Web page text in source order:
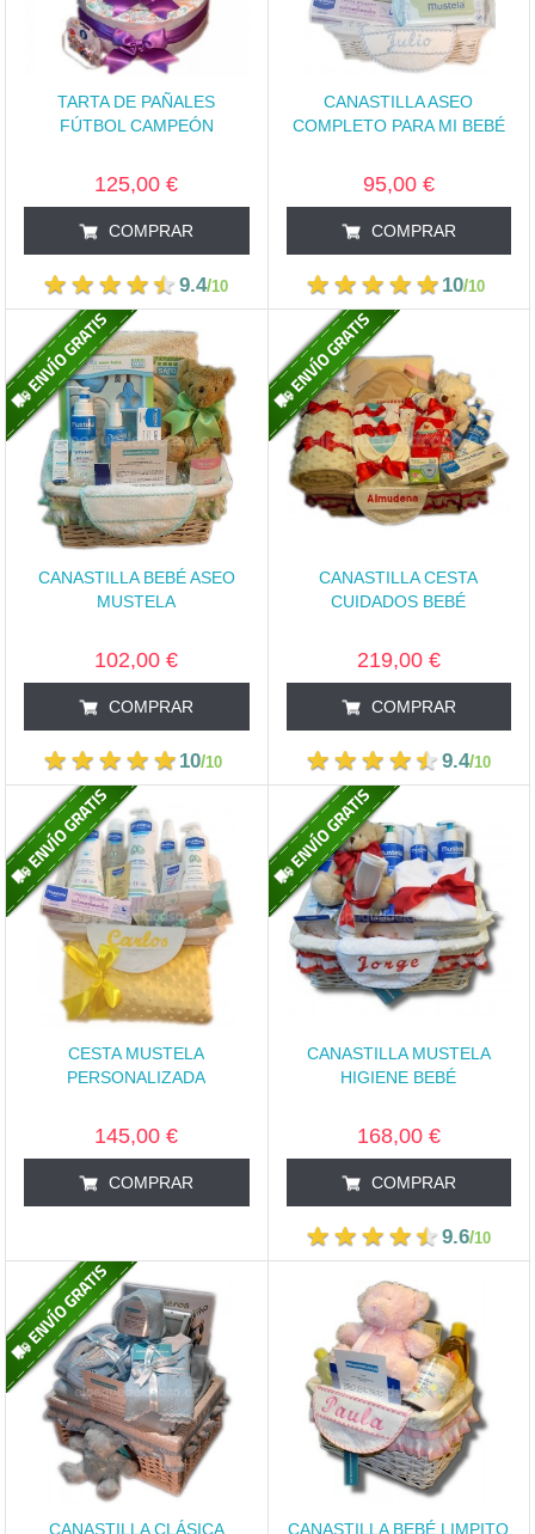
TARTA DE PAÑALES
FÚTBOL CAMPEÓN
125,00 €
COMPRAR
9.4/10
CANASTILLA ASEO
COMPLETO PARA MI BEBÉ
95,00 €
COMPRAR
10/10
CANASTILLA BEBÉ ASEO
MUSTELA
102,00 €
COMPRAR
10/10
CANASTILLA CESTA
CUIDADOS BEBÉ
219,00 €
COMPRAR
9.4/10
CESTA MUSTELA
PERSONALIZADA
145,00 €
COMPRAR
CANASTILLA MUSTELA
HIGIENE BEBÉ
168,00 €
COMPRAR
9.6/10
CANASTILLA CLÁSICA
CANASTILLA BEBÉ LIMPITO